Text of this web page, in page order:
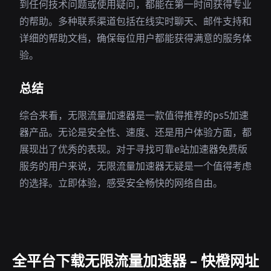
到任何技术问题或使用疑问，都能在第一时间获得专业
的帮助。多种联系渠道包括在线实时聊天、邮件支持和
详细的帮助文档，确保每位用户都能获得满意的服务体
验。
总结
综合来看，无限流量加速器是一款值得推荐的ps5加速
器产品。无论是安全性、速度、还是用户体验方面，都
展现出了优秀的表现。对于寻找可靠e站加速器免费版
服务的用户来说，无限流量加速器无疑是一个值得考虑
的选择。立即体验，感受安全畅快的网络自由。
全平台下载无限流量加速器 – 快橙网址